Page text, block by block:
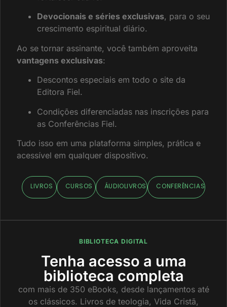
Devocionais e séries exclusivas, para o seu
crescimento espiritual diário.
Ao se tornar assinante, você também aproveita
vantagens exclusivas:
Descontos especiais em todo o site da
Editora Fiel.
Condições diferenciadas nas inscrições para
as Conferências Fiel.
Tudo isso em uma plataforma simples, prática e
acessível em qualquer dispositivo.
LIVROS CURSOS ÁUDIOLIVROS CONFERÊNCIAS
BIBLIOTECA DIGITAL
Tenha acesso a uma
biblioteca completa
com mais de 350 eBooks, desde lançamentos até
os clássicos. Livros de teologia, Vida Cristã,